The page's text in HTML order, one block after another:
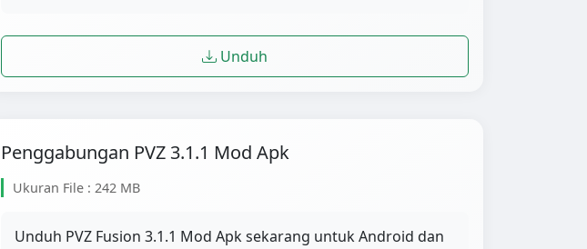
Unduh
Penggabungan PVZ 3.1.1 Mod Apk
Ukuran File : 242 MB
Unduh PVZ Fusion 3.1.1 Mod Apk sekarang untuk Android dan